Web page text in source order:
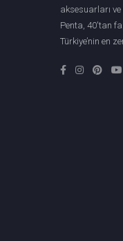
aksesuarları
Penta, 40'tan
Türkiye’nin en